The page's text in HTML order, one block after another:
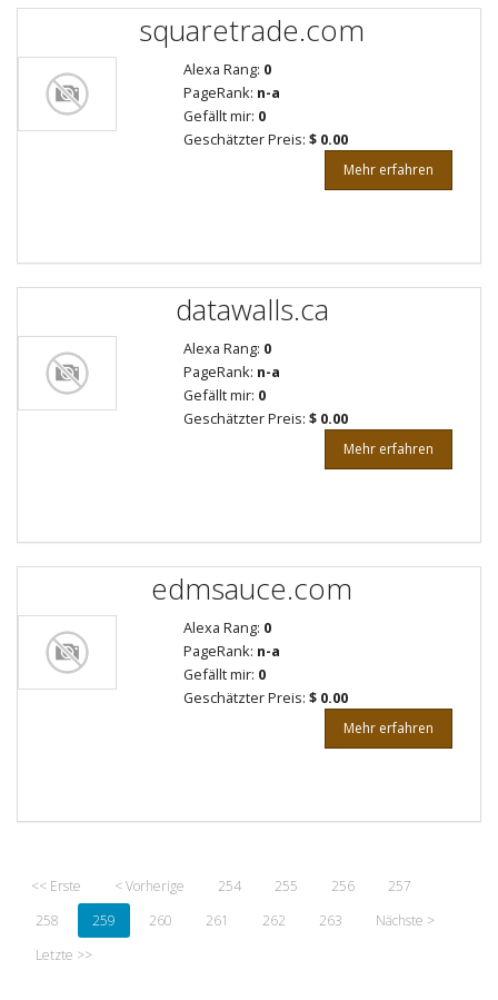
squaretrade.com
Alexa Rang: 0
PageRank: n-a
Gefällt mir: 0
Geschätzter Preis: $ 0.00
Mehr erfahren
datawalls.ca
Alexa Rang: 0
PageRank: n-a
Gefällt mir: 0
Geschätzter Preis: $ 0.00
Mehr erfahren
edmsauce.com
Alexa Rang: 0
PageRank: n-a
Gefällt mir: 0
Geschätzter Preis: $ 0.00
Mehr erfahren
<< Erste < Vorherige 254 255 256
257
258
259 260 261 262 263
Nächste >
Letzte >>